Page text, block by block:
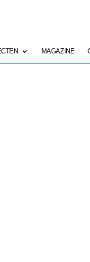
MAGAZINE